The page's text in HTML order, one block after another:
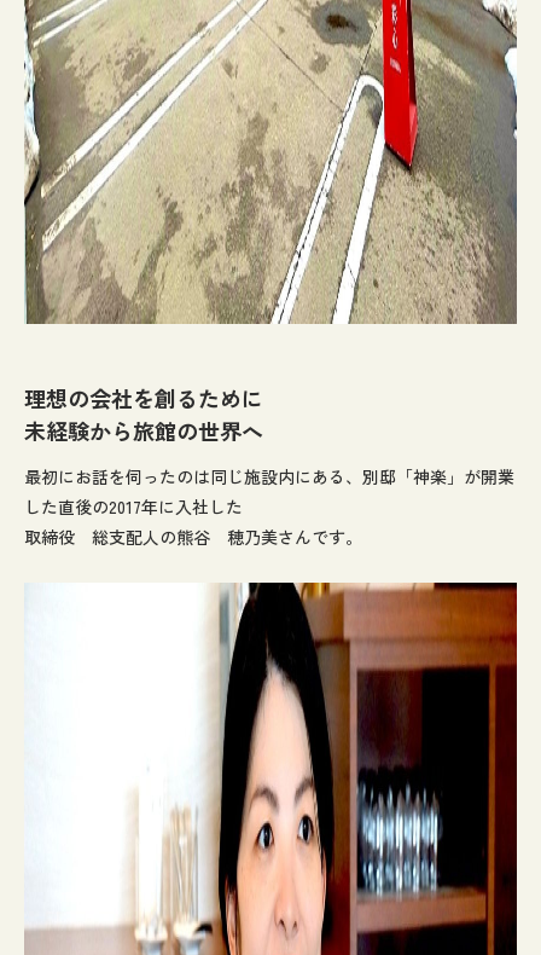
理想の会社を創るために
未経験から旅館の世界へ
最初にお話を伺ったのは同じ施設内にある、別邸「神楽」が開業
した直後の2017年に入社した
取締役 総支配人の熊谷 穂乃美さんです。